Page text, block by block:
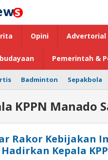
Opini Advertorial
Pemerintah &
Badminton Sepakbola
KPPN Manado
Rakor Kebijakan
Kepala